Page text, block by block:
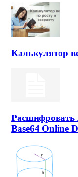
Калькулятор
Расшифровать
Base64 Online